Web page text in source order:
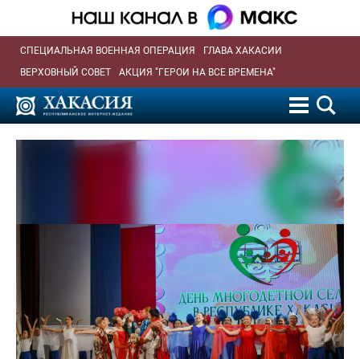
СПЕЦИАЛЬНАЯ ВОЕННАЯ ОПЕРАЦИЯ
ГЛАВА ХАКАСИИ
ВЕРХОВНЫЙ СОВЕТ
АКЦИЯ "ГЕРОИ НА ВСЕ ВРЕМЕНА"